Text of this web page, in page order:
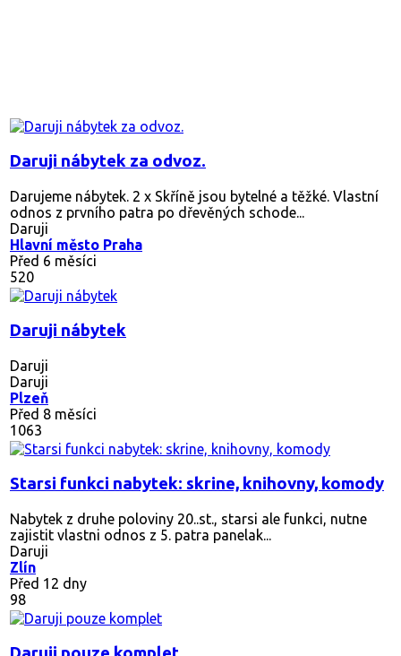
Daruji nábytek za odvoz.
Darujeme nábytek. 2 x Skříně jsou bytelné a těžké. Vlastní
odnos z prvního patra po dřevěných schode...
Daruji
Hlavní město Praha
Před 6 měsíci
520
Daruji nábytek
Daruji
Daruji
Plzeň
Před 8 měsíci
1063
Starsi funkci nabytek: skrine, knihovny, komody
Nabytek z druhe poloviny 20..st., starsi ale funkci, nutne
zajistit vlastni odnos z 5. patra panelak...
Daruji
Zlín
Před 12 dny
98